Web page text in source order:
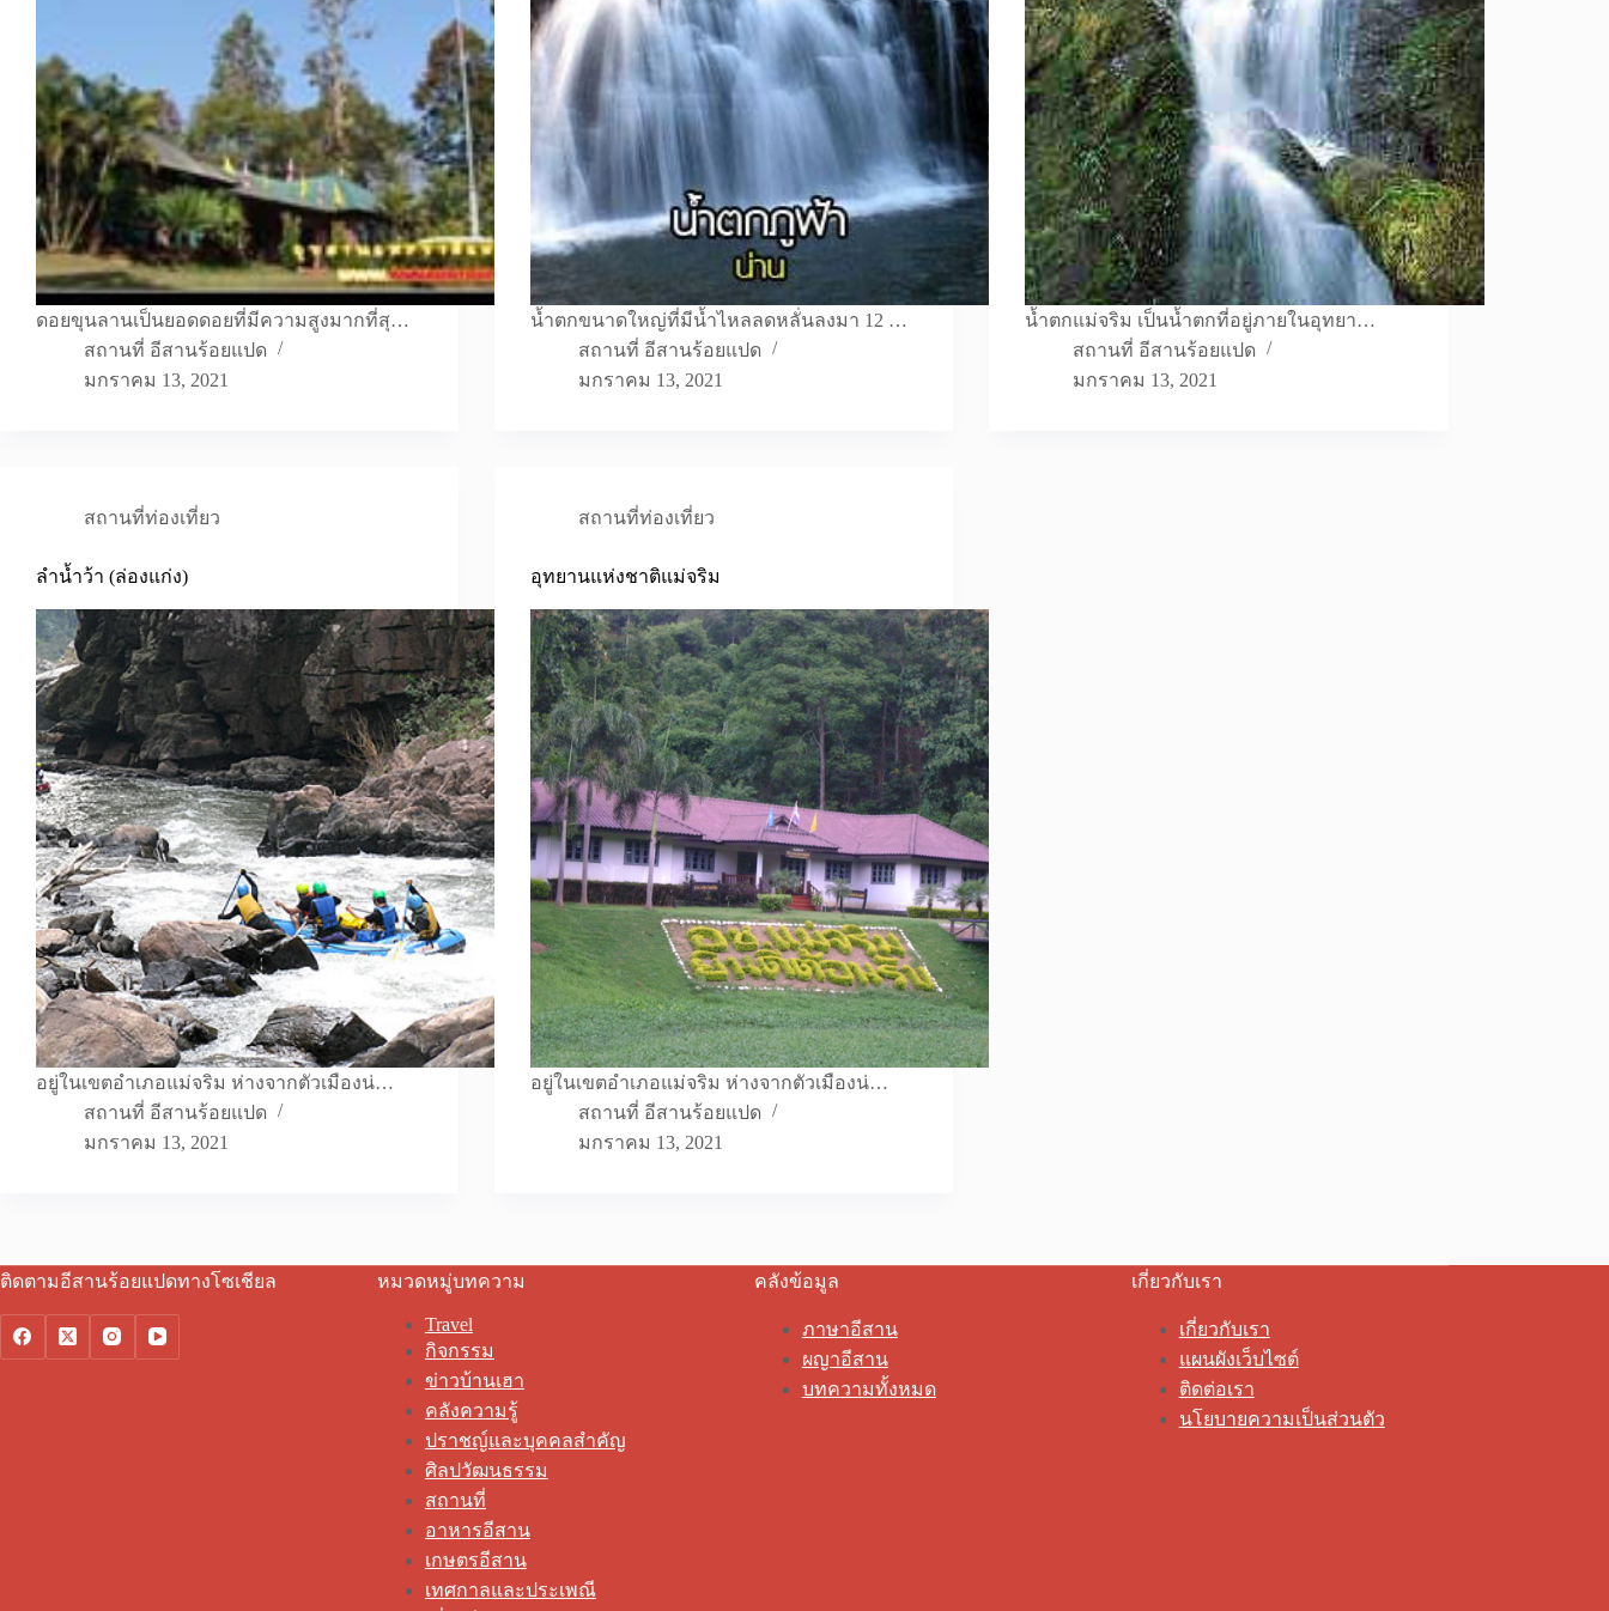
ดอยขุนลานเป็นยอดดอยที่มีความสูงมากที่สุ…
สถานที่ อีสานร้อยแปด
มกราคม 13, 2021
น้ำตกขนาดใหญ่ที่มีน้ำไหลลดหลั่นลงมา 12 …
สถานที่ อีสานร้อยแปด
มกราคม 13, 2021
น้ำตกแม่จริม เป็นน้ำตกที่อยู่ภายในอุทยา…
สถานที่ อีสานร้อยแปด
มกราคม 13, 2021
สถานที่ท่องเที่ยว
ลำน้ำว้า (ล่องแก่ง)
อยู่ในเขตอำเภอแม่จริม ห่างจากตัวเมืองน่…
สถานที่ อีสานร้อยแปด
มกราคม 13, 2021
สถานที่ท่องเที่ยว
อุทยานแห่งชาติแม่จริม
อยู่ในเขตอำเภอแม่จริม ห่างจากตัวเมืองน่…
สถานที่ อีสานร้อยแปด
มกราคม 13, 2021
ติดตามอีสานร้อยแปดทางโซเชียล หมวดหมู่บทความ
Travel
กิจกรรม
ข่าวบ้านเฮา
คลังความรู้
ปราชญ์และบุคคลสำคัญ
ศิลปวัฒนธรรม
สถานที่
อาหารอีสาน
เกษตรอีสาน
เทศกาลและประเพณี
คลังข้อมูล
ภาษาอีสาน
ผญาอีสาน
บทความทั้งหมด
เกี่ยวกับเรา
เกี่ยวกับเรา
แผนผังเว็บไซต์
ติดต่อเรา
นโยบายความเป็นส่วนตัว